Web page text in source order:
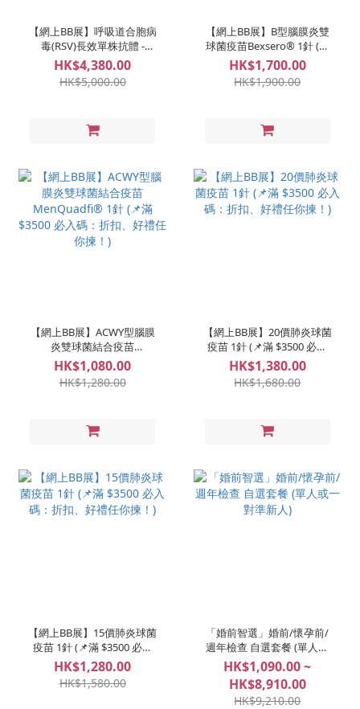
【網上BB展】呼吸道合胞病
毒(RSV)長效單株抗體 -
Sanofi 1針 (📌滿 $3500 必入
碼：折扣、好禮任你揀！)
HK$4,380.00
HK$5,000.00
【網上BB展】B型腦膜炎雙
球菌疫苗Bexsero® 1針 (📌
滿 $3500 必入碼：折扣、好
禮任你揀！)
HK$1,700.00
HK$1,900.00
【網上BB展】ACWY型腦膜
炎雙球菌結合疫苗
MenQuadfi® 1針 (📌滿
$3500 必入碼：折扣、好禮
任你揀！)
HK$1,080.00
HK$1,280.00
【網上BB展】20價肺炎球菌
疫苗 1針 (📌滿 $3500 必入
碼：折扣、好禮任你揀！)
HK$1,380.00
HK$1,680.00
【網上BB展】15價肺炎球菌
疫苗 1針 (📌滿 $3500 必入
碼：折扣、好禮任你揀！)
HK$1,280.00
HK$1,580.00
「婚前智選」婚前/懷孕前/
週年檢查 自選套餐 (單人或
一對準新人)
HK$1,090.00 ~
HK$8,910.00
HK$9,210.00